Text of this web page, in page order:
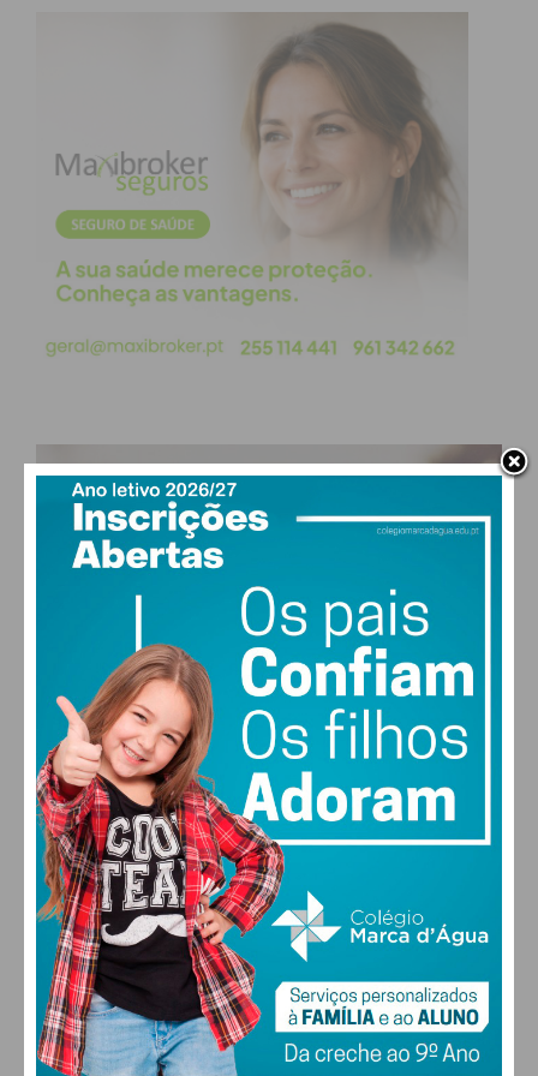
Proibição total da utilização defogo-de-
ou outros artefactos pirotécnicos,
independentemente da sua forma de
combustão, bem como a
suspensão das
autorizações que tenham sido emitidas nos
distritos onde tenha sido declarado o Estado
de Alerta Especial de Nível Vermelho pela
Autoridade Nacional de Emergência e
Proteção Civil;
espaços florestaise outros espaços rurais
Subscreva a newsletter do
Imediato
Assine nossa newsletter por e-mail e
obtenha de forma regular a informação
atualizada.
Eu li e concordo com ostermos e
condições
PAÇOS DE FERREIRA
17°
clear sky
MAX 17 • MIN 17
30°
QUI
30
SEX
30 °
SÁB
28 °
DOM
FARMACIAS DE SERVIÇO EM PAÇOS DE
FERREIRA